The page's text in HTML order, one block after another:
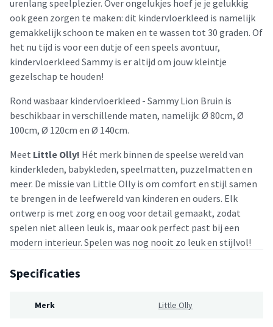
urenlang speelplezier. Over ongelukjes hoef je je gelukkig
ook geen zorgen te maken: dit kindervloerkleed is namelijk
gemakkelijk schoon te maken en te wassen tot 30 graden. Of
het nu tijd is voor een dutje of een speels avontuur,
kindervloerkleed Sammy is er altijd om jouw kleintje
gezelschap te houden!
Rond wasbaar kindervloerkleed - Sammy Lion Bruin is
beschikbaar in verschillende maten, namelijk: Ø 80cm, Ø
100cm, Ø 120cm en Ø 140cm.
Meet Little Olly! Hét merk binnen de speelse wereld van
kinderkleden, babykleden, speelmatten, puzzelmatten en
meer. De missie van Little Olly is om comfort en stijl samen
te brengen in de leefwereld van kinderen en ouders. Elk
ontwerp is met zorg en oog voor detail gemaakt, zodat
spelen niet alleen leuk is, maar ook perfect past bij een
modern interieur. Spelen was nog nooit zo leuk en stijlvol!
Specificaties
Merk Little Olly